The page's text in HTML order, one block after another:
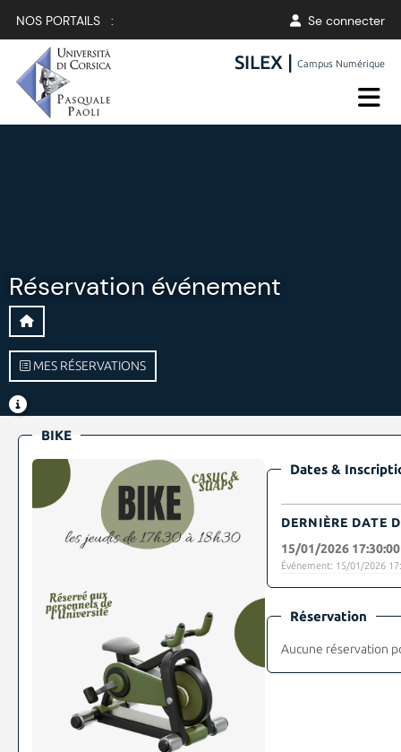
NOS PORTAILS : Se connecter
SILEX |Campus Numérique
Réservation événement
MES RÉSERVATIONS
BIKE
Dates &
DERNIÈRE DATE
15/01/2026 17:30:00
Événement: 15/01/2026
Réservation
Aucune réservation